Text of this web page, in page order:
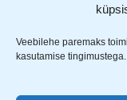
Veebilehe paremaks
kasutamise tingimustega.
roostevabast
Mahutavus: 0,8 l